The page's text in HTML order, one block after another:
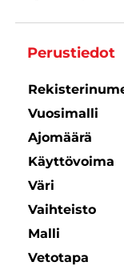
Perustiedot
Vuosimalli
Ajomäärä
Käyttövoima
Väri
Vaihteisto
Malli
Vetotapa